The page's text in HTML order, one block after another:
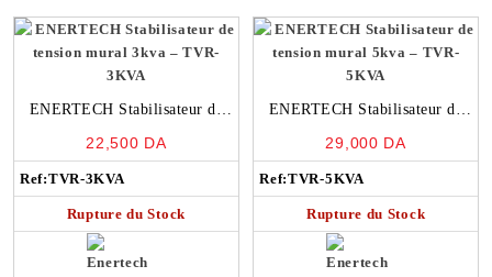
ENERTECH Stabilisateur de
3KVA
22,500 DA
Ref:TVR-3KVA
Rupture du Stock
ENERTECH Stabilisateur de
5KVA
29,000 DA
Ref:TVR-5KVA
Rupture du Stock